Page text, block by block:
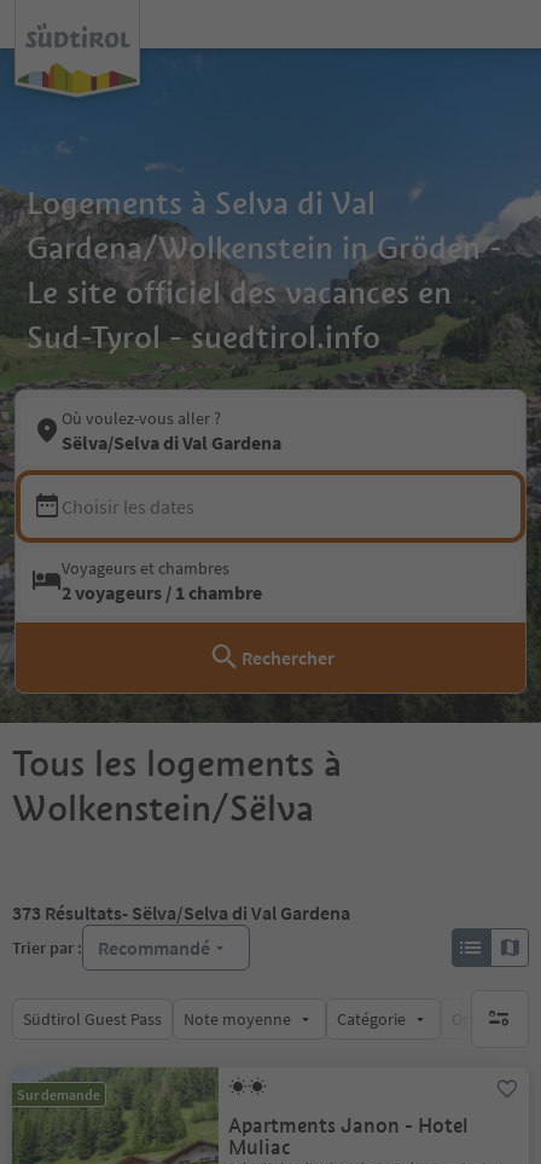
Logements à Selva di Val
Gardena/Wolkenstein in Gröden -
Le site officiel des vacances en
Sud-Tyrol - suedtirol.info
Où voulez-vous aller ?
Sëlva/Selva di Val Gardena
Choisir les dates
Voyageurs et chambres
2 voyageurs / 1 chambre
Rechercher
Tous les logements à
Wolkenstein/Sëlva
373 Résultats- Sëlva/Selva di Val Gardena
Trier par : Recommandé
Südtirol Guest Pass Note moyenne Catégorie Options de
aucun
Sur demande
Apartments Janon - Hotel
Muliac